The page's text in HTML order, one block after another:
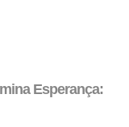
Esperança: